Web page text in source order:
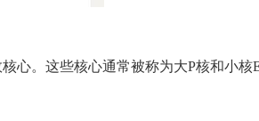
心。这些核心通常被称为大P核和小核E